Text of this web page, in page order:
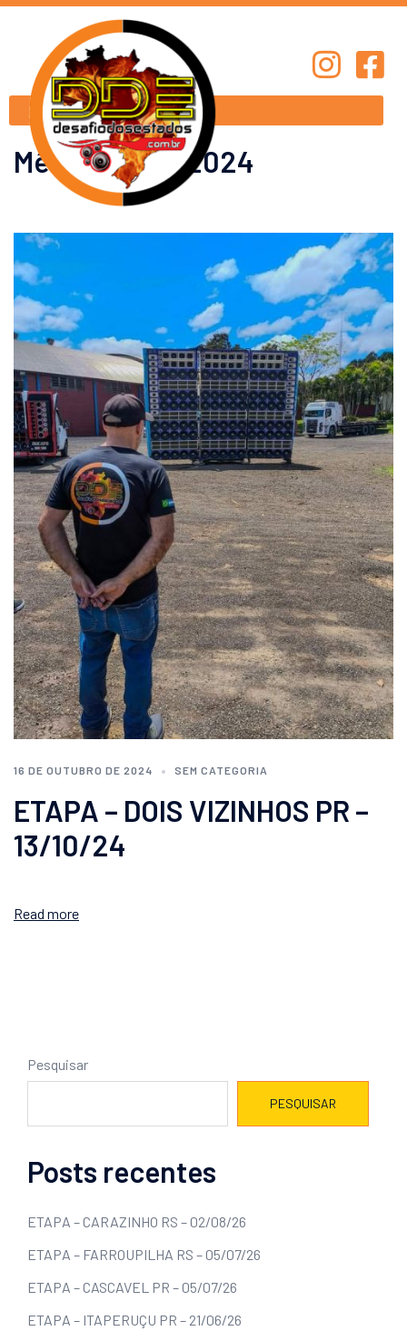
Mês:outubro 2024
16 DE OUTUBRO DE 2024 SEM CATEGORIA
ETAPA – DOIS VIZINHOS PR –
13/10/24
Read more
Pesquisar
PESQUISAR
Posts recentes
ETAPA – CARAZINHO RS – 02/08/26
ETAPA – FARROUPILHA RS – 05/07/26
ETAPA – CASCAVEL PR – 05/07/26
ETAPA – ITAPERUÇU PR – 21/06/26